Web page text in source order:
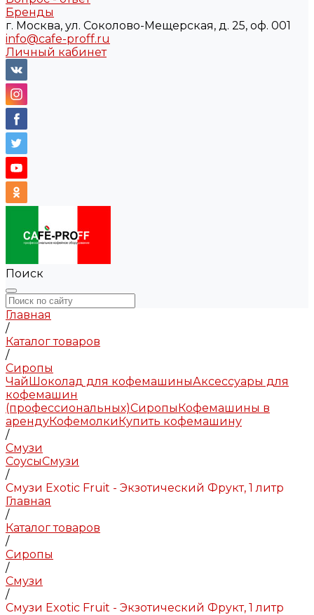
Бренды
г. Москва, ул. Соколово-Мещерская, д. 25, оф. 001
info@cafe-proff.ru
Личный кабинет
Поиск
Главная
/
Каталог товаров
/
Сиропы
ЧайШоколад для кофемашиныАксессуары для
кофемашин
(профессиональных)СиропыКофемашины в
арендуКофемолкиКупить кофемашину
/
Смузи
СоусыСмузи
/
Смузи Exotic Fruit - Экзотический Фрукт, 1 литр
Главная
/
Каталог товаров
/
Сиропы
/
Смузи
/
Смузи Exotic Fruit - Экзотический Фрукт, 1 литр